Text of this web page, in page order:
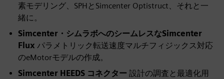
素モデリング、SPHとSimcenter Optistruct、それと一
緒に。
Simcenter・シムラボへのシームレスなSimcenter
Flux パラメトリック転送速度マルチフィジックス対応
のeMotorモデルの作成。
Simcenter HEEDS コネクター 設計の調査と最適化用